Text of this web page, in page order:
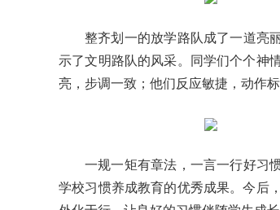
整齐划一的放学路队成了一道亮
示了文明路队的风采。同学们个个神
亮，步调一致；他们反应敏捷，动作
一规一矩有章法，一言一行好习
学校习惯养成教育的优秀成果。今后